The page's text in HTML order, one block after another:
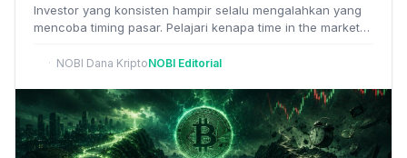
Investor yang konsisten hampir selalu mengalahkan yang
mencoba timing pasar. Pelajari kenapa time in the market
NOBI Dana KriptoNOBI Editorial